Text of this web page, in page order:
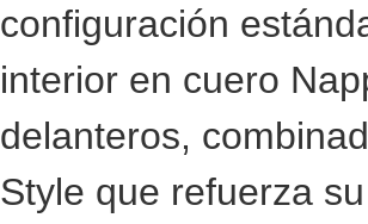
configuración
interior en cuero
delanteros,
Style que refuerza